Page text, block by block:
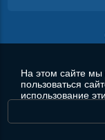
На этом сайте
пользоваться
использование